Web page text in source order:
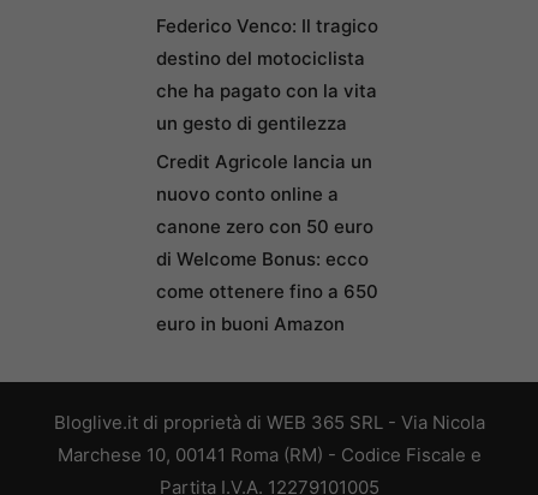
Federico Venco: Il tragico
destino del motociclista
che ha pagato con la vita
un gesto di gentilezza
Credit Agricole lancia un
nuovo conto online a
canone zero con 50 euro
di Welcome Bonus: ecco
come ottenere fino a 650
euro in buoni Amazon
Bloglive.it di proprietà di WEB 365 SRL - Via Nicola
Marchese 10, 00141 Roma (RM) - Codice Fiscale e
Partita I.V.A. 12279101005